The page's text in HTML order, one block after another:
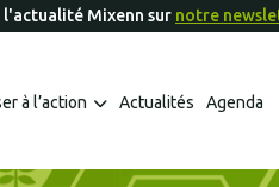
Mixenn sur notre
à l’action Actualités Agenda